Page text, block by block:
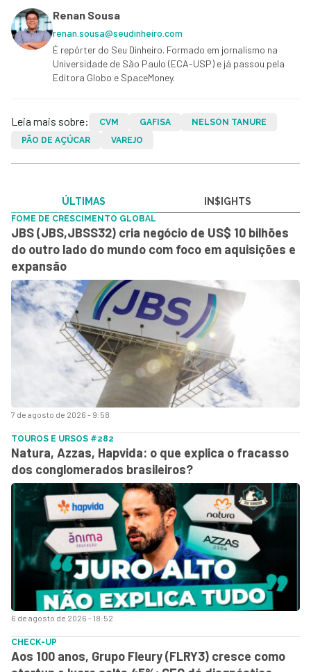
Renan Sousa
renan.sousa@seudinheiro.com
É repórter do Seu Dinheiro. Formado em jornalismo na
Universidade de São Paulo (ECA-USP) e já passou pela
Editora Globo e SpaceMoney.
Leia mais sobre: CVM GAFISA
NELSON TANURE
PÃO DE AÇÚCAR
VAREJO
ÚLTIMAS IN$IGHTS
7 de agosto de 2026 - 9:58
FOME DE CRESCIMENTO GLOBAL
JBS (JBS,JBSS32) cria negócio de US$ 10 bilhões
do outro lado do mundo com foco em aquisições e
expansão
6 de agosto de 2026 - 18:52
TOUROS E URSOS #282
Natura, Azzas, Hapvida: o que explica o fracasso
dos conglomerados brasileiros?
CHECK-UP
Aos 100 anos, Grupo Fleury (FLRY3) cresce como